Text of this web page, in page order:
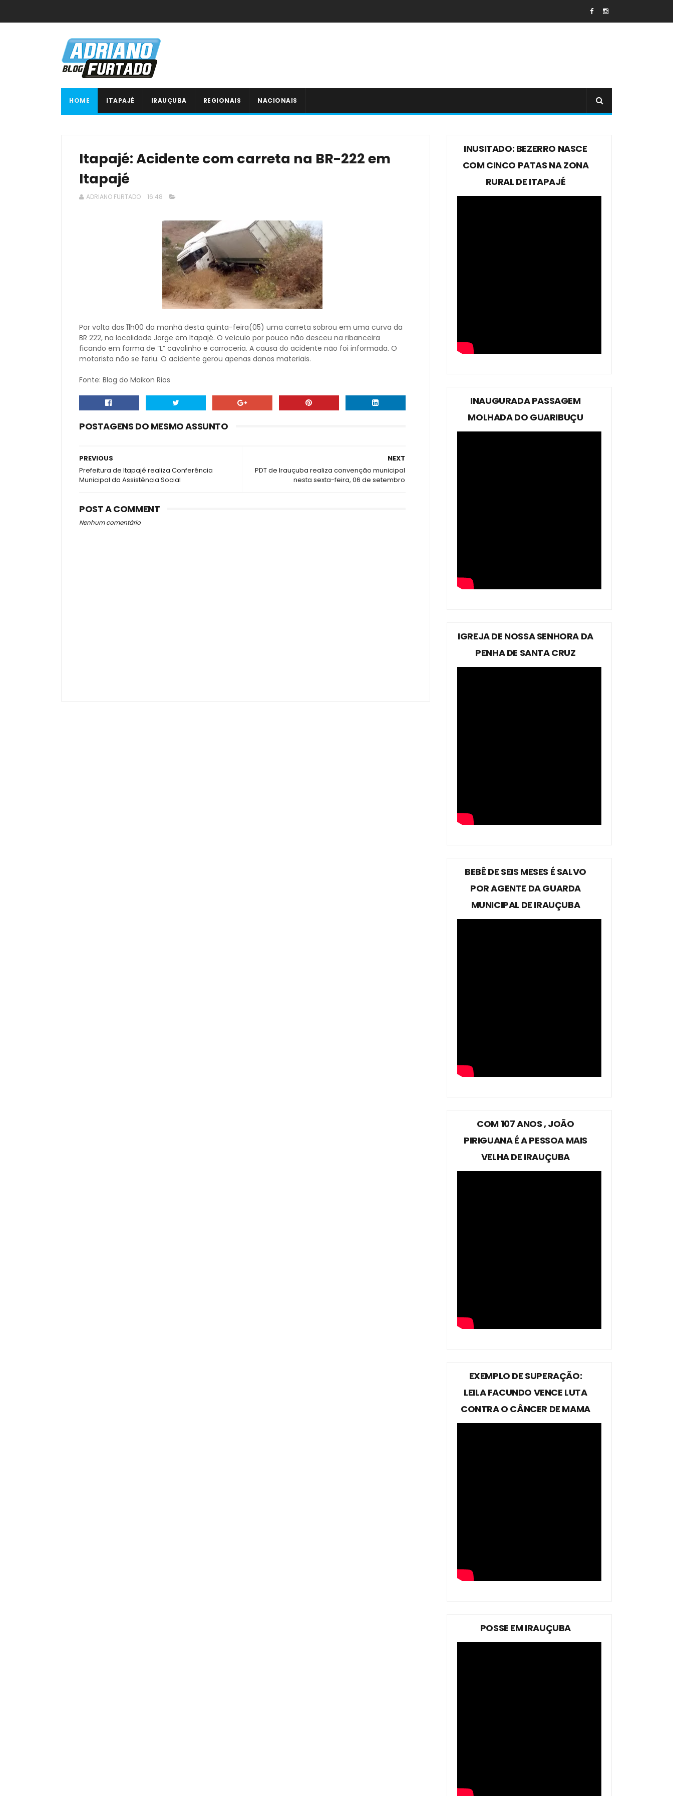
HOME ITAPAJÉ IRAUÇUBA REGIONAIS NACIONAIS
‌Itapajé: Acidente com carreta na BR-222 em
Itapajé
ADRIANO FURTADO 16:48
Por volta das 11h00 da manhã desta quinta-feira(05) uma carreta sobrou em uma curva da
BR 222, na localidade Jorge em Itapajé. O veículo por pouco não desceu na ribanceira
ficando em forma de “L” cavalinho e carroceria. A causa do acidente não foi informada. O
motorista não se feriu. O acidente gerou apenas danos materiais.
Fonte: Blog do Maikon Rios
POSTAGENS DO MESMO ASSUNTO
NEXT
PDT de Irauçuba realiza convenção municipal
nesta sexta-feira, 06 de setembro
PREVIOUS
Prefeitura de Itapajé realiza Conferência
Municipal da Assistência Social
POST A COMMENT
Nenhum comentário
INUSITADO: BEZERRO NASCE
COM CINCO PATAS NA ZONA
RURAL DE ITAPAJÉ
INAUGURADA PASSAGEM
MOLHADA DO GUARIBUÇU
IGREJA DE NOSSA SENHORA DA
PENHA DE SANTA CRUZ
BEBÊ DE SEIS MESES É SALVO
POR AGENTE DA GUARDA
MUNICIPAL DE IRAUÇUBA
COM 107 ANOS , JOÃO
PIRIGUANA É A PESSOA MAIS
VELHA DE IRAUÇUBA
EXEMPLO DE SUPERAÇÃO:
LEILA FACUNDO VENCE LUTA
CONTRA O CÂNCER DE MAMA
POSSE EM IRAUÇUBA